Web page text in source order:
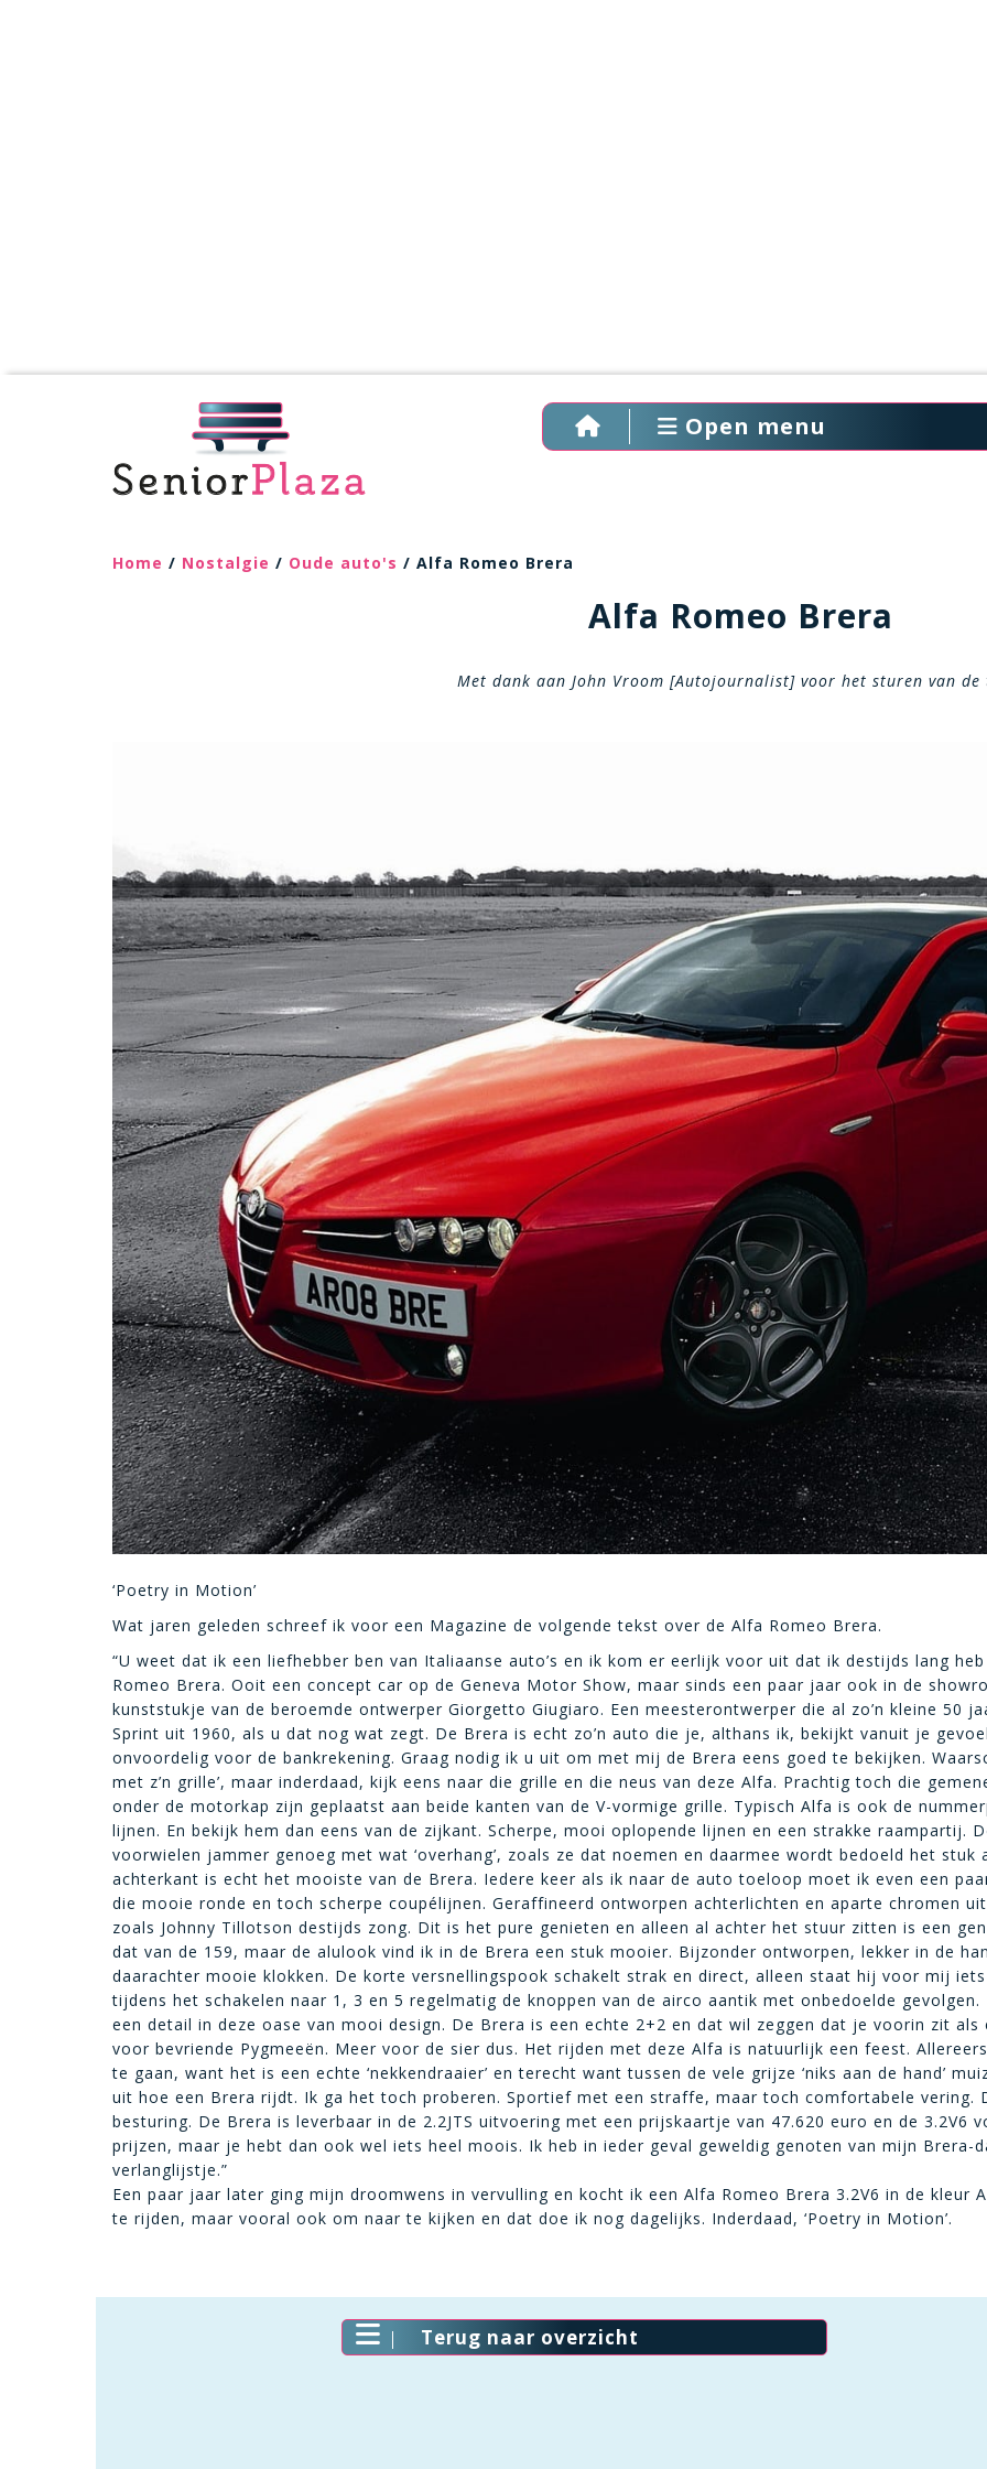
Open menu
Home / Nostalgie / Oude auto's / Alfa Romeo Brera
Alfa Romeo Brera
Met dank aan John Vroom [Autojournalist] voor het sturen van de
‘Poetry in Motion’
Wat jaren geleden schreef ik voor een Magazine de volgende tekst over de Alfa Romeo Brera.
“U weet dat ik een liefhebber ben van Italiaanse auto’s en ik kom er eerlijk voor uit dat ik destijds lang
Romeo Brera. Ooit een concept car op de Geneva Motor Show, maar sinds een paar jaar ook in de
kunststukje van de beroemde ontwerper Giorgetto Giugiaro. Een meesterontwerper die al zo’n kleine 50
Sprint uit 1960, als u dat nog wat zegt. De Brera is echt zo’n auto die je, althans ik, bekijkt vanuit je
onvoordelig voor de bankrekening. Graag nodig ik u uit om met mij de Brera eens goed te bekijken.
met z’n grille’, maar inderdaad, kijk eens naar die grille en die neus van deze Alfa. Prachtig toch die
onder de motorkap zijn geplaatst aan beide kanten van de V-vormige grille. Typisch Alfa is ook de
lijnen. En bekijk hem dan eens van de zijkant. Scherpe, mooi oplopende lijnen en een strakke raampartij.
voorwielen jammer genoeg met wat ‘overhang’, zoals ze dat noemen en daarmee wordt bedoeld het
achterkant is echt het mooiste van de Brera. Iedere keer als ik naar de auto toeloop moet ik even een
die mooie ronde en toch scherpe coupélijnen. Geraffineerd ontworpen achterlichten en aparte chromen
zoals Johnny Tillotson destijds zong. Dit is het pure genieten en alleen al achter het stuur zitten is een
dat van de 159, maar de alulook vind ik in de Brera een stuk mooier. Bijzonder ontworpen, lekker in de
daarachter mooie klokken. De korte versnellingspook schakelt strak en direct, alleen staat hij voor mij
tijdens het schakelen naar 1, 3 en 5 regelmatig de knoppen van de airco aantik met onbedoelde
een detail in deze oase van mooi design. De Brera is een echte 2+2 en dat wil zeggen dat je voorin zit
voor bevriende Pygmeeën. Meer voor de sier dus. Het rijden met deze Alfa is natuurlijk een feest.
te gaan, want het is een echte ‘nekkendraaier’ en terecht want tussen de vele grijze ‘niks aan de hand’
uit hoe een Brera rijdt. Ik ga het toch proberen. Sportief met een straffe, maar toch comfortabele vering.
besturing. De Brera is leverbaar in de 2.2JTS uitvoering met een prijskaartje van 47.620 euro en de
prijzen, maar je hebt dan ook wel iets heel moois. Ik heb in ieder geval geweldig genoten van mijn
verlanglijstje.”
Een paar jaar later ging mijn droomwens in vervulling en kocht ik een Alfa Romeo Brera 3.2V6 in de kleur
te rijden, maar vooral ook om naar te kijken en dat doe ik nog dagelijks. Inderdaad, ‘Poetry in Motion’.
Terug naar overzicht